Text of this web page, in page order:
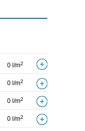
0 l/m2
0 l/m2
0 l/m2
0 l/m2